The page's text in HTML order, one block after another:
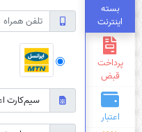
بسته
اینترنت
پرداخت
قبض
اعتبار